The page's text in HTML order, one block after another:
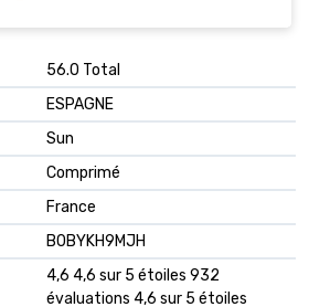
‎56.0 Total
‎ESPAGNE
‎Sun
‎Comprimé
‎France
B0BYKH9MJH
4,6 4,6 sur 5 étoiles 932
évaluations 4,6 sur 5 étoiles